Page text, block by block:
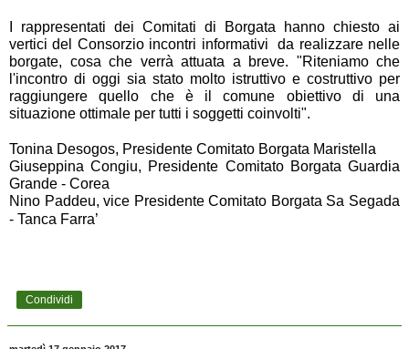
I rappresentati dei Comitati di Borgata hanno chiesto ai
vertici del Consorzio incontri informativi  da realizzare nelle
borgate, cosa che verrà attuata a breve. "Riteniamo che
l'incontro di oggi sia stato molto istruttivo e costruttivo per
raggiungere quello che è il comune obiettivo di una
situazione ottimale per tutti i soggetti coinvolti".
Tonina Desogos, Presidente Comitato Borgata Maristella
Giuseppina Congiu, Presidente Comitato Borgata Guardia
Grande - Corea
Nino Paddeu, vice Presidente Comitato Borgata Sa Segada
- Tanca Farra’
Condividi